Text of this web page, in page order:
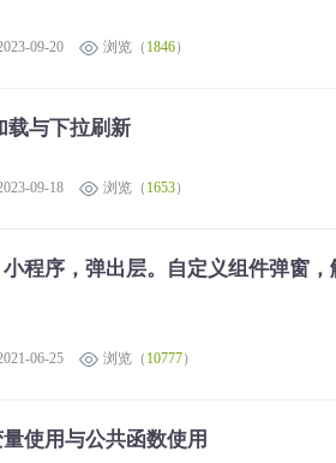
09-20 浏览（ 1846）
载与下拉刷新
09-18 浏览（ 1653）
程序，弹出层。自定义组件弹窗
06-25 浏览（ 10777）
使用与公共函数使用